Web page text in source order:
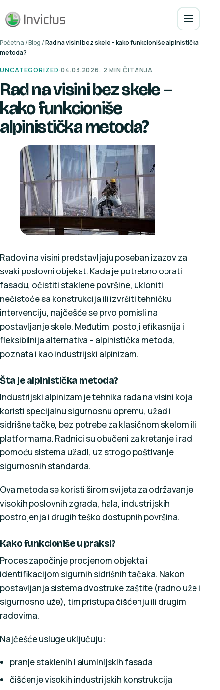
Početna /Blog /Rad na visini bez skele – kako funkcioniše alpinistička
metoda?
UNCATEGORIZED·04.03.2026.·2 MIN ČITANJA
Rad na visini bez skele –
kako funkcioniše
alpinistička metoda?
Radovi na visini predstavljaju poseban izazov za
svaki poslovni objekat. Kada je potrebno oprati
fasadu, očistiti staklene površine, ukloniti
nečistoće sa konstrukcija ili izvršiti tehničku
intervenciju, najčešće se prvo pomisli na
postavljanje skele. Međutim, postoji efikasnija i
fleksibilnija alternativa – alpinistička metoda,
poznata i kao industrijski alpinizam.
Šta je alpinistička metoda?
Industrijski alpinizam je tehnika rada na visini koja
koristi specijalnu sigurnosnu opremu, užad i
sidrišne tačke, bez potrebe za klasičnom skelom ili
platformama. Radnici su obučeni za kretanje i rad
pomoću sistema užadi, uz strogo poštivanje
sigurnosnih standarda.
Ova metoda se koristi širom svijeta za održavanje
visokih poslovnih zgrada, hala, industrijskih
postrojenja i drugih teško dostupnih površina.
Kako funkcioniše u praksi?
Proces započinje procjenom objekta i
identifikacijom sigurnih sidrišnih tačaka. Nakon
postavljanja sistema dvostruke zaštite (radno uže i
sigurnosno uže), tim pristupa čišćenju ili drugim
radovima.
Najčešće usluge uključuju:
pranje staklenih i aluminijskih fasada
čišćenje visokih industrijskih konstrukcija